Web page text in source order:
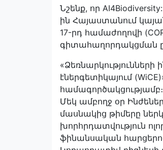
Նշենք, որ
ին Հայաստանում
17-րդ համաժողովի
գիտահաղորդակցման
էներգետիկայում
համագործակցությամբ։
Մեկ ամբողջ օր
մասնակից թիմերը
խորհրդատվություն
ֆինանսական